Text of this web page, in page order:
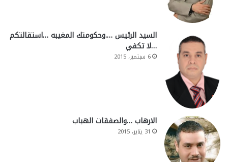
السيد الرئيس ….وحكومتك المغيبه …استقالتكم
…لا تكفي
6 سبتمبر، 2015
الارهاب …والصفقات الهباب
31 يناير، 2015